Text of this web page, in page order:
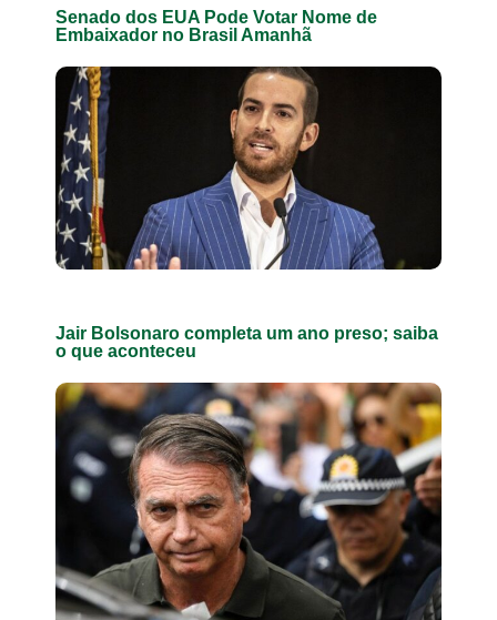
Senado dos EUA Pode Votar Nome de
Embaixador no Brasil Amanhã
Jair Bolsonaro completa um ano preso; saiba
o que aconteceu